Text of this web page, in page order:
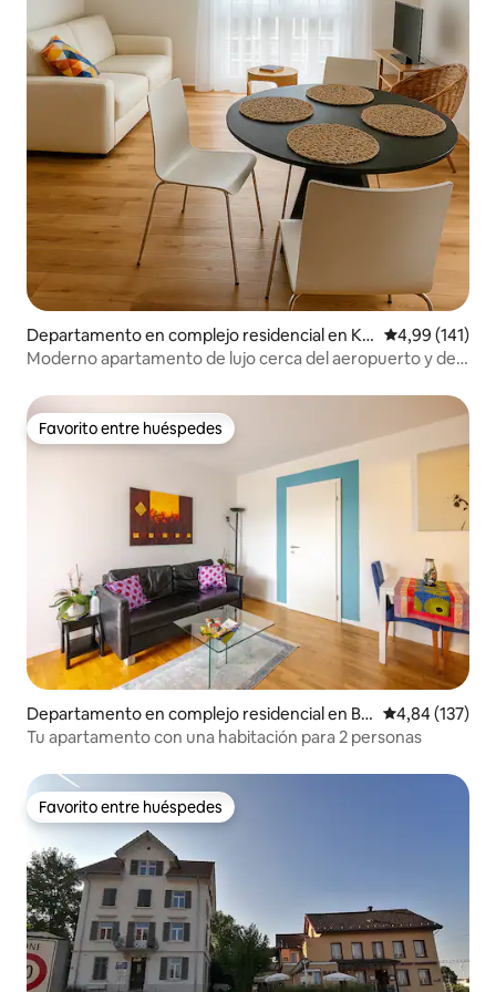
Departamento en complejo residencial en Klo
ten
Calificación
4,99 (141)
Moderno apartamento de lujo cerca del aeropuerto y de
Favorito entre huéspedes
Favorito entre huéspedes
Departamento en complejo residencial en Ba
chenbülach
Calificación
4,84 (137)
Tu apartamento con una habitación para 2 personas
Favorito entre huéspedes
Favorito entre huéspedes